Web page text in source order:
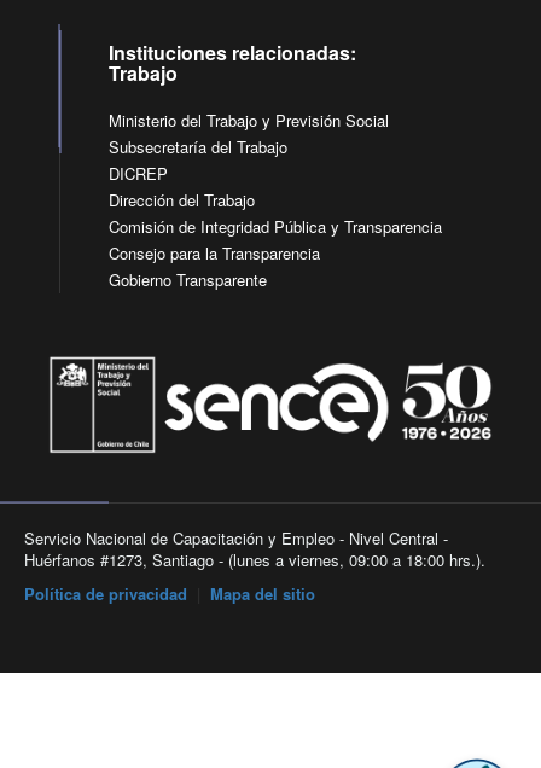
Instituciones relacionadas:
Trabajo
Ministerio del Trabajo y Previsión Social
Subsecretaría del Trabajo
DICREP
Dirección del Trabajo
Comisión de Integridad Pública y Transparencia
Consejo para la Transparencia
Gobierno Transparente
Servicio Nacional de Capacitación y Empleo - Nivel Central -
Huérfanos #1273, Santiago - (lunes a viernes, 09:00 a 18:00 hrs.).
Política de privacidad
Mapa del sitio